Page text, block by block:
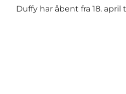
Duffy har åbent fra 18. april